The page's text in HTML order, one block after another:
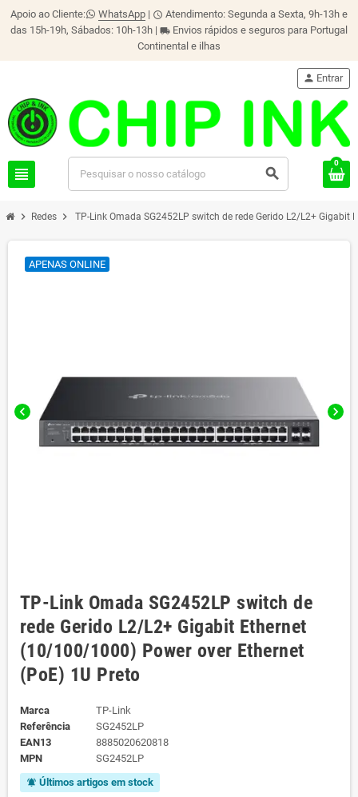
Apoio ao Cliente: WhatsApp | schedule Atendimento: Segunda a Sexta, 9h-13h e
das 15h-19h, Sábados: 10h-13h | local_shipping Envios rápidos e seguros para Portugal
Continental e ilhas
view_headline search
person Entrar
0
chevron_right Redes chevron_right TP-Link Omada SG2452LP switch de rede Gerido L2/L2+
chevron_left chevron_right
APENAS ONLINE
TP-Link Omada SG2452LP switch de
rede Gerido L2/L2+ Gigabit Ethernet
(10/100/1000) Power over Ethernet
(PoE) 1U Preto
Marca
TP-Link
Referência
SG2452LP
EAN13
8885020620818
MPN
SG2452LP
notifications_active Últimos artigos em stock